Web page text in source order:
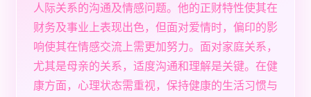
人际关系的沟通及情感问题。他的正财特性使其在
财务及事业上表现出色，但面对爱情时，偏印的影
响使其在情感交流上需更加努力。面对家庭关系，
尤其是母亲的关系，适度沟通和理解是关键。在健
康方面，心理状态需重视，保持健康的生活习惯与